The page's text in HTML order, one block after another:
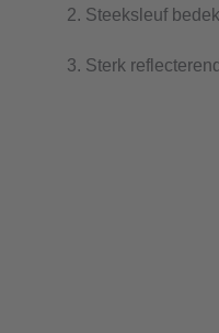
2. Steeksleuf
3. Sterk